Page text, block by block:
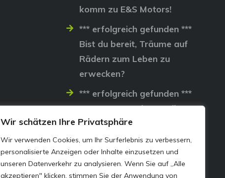
Wir schätzen Ihre Privatsphäre
Wir verwenden Cookies, um Ihr Surferlebnis zu verbessern,
personalisierte Anzeigen oder Inhalte einzusetzen und
unseren Datenverkehr zu analysieren. Wenn Sie auf „Alle
akzeptieren" klicken, stimmen Sie der Anwendung von
komm zu E&S Motors!
*** erfolgreich gefunden ***
Bist du bereit, Träume auf
Rädern zum Leben zu
erwecken?
*** erfolgreich gefunden ***
Lass uns gemeinsam die
Straßen erobern…